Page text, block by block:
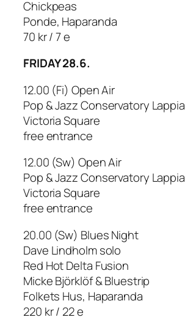
Chickpeas
Ponde, Haparanda
70 kr / 7 e
FRIDAY 28.6.
12.00 (Fi) Open Air
Pop & Jazz Conservatory Lappia
Victoria Square
free entrance
12.00 (Sw) Open Air
Pop & Jazz Conservatory Lappia
Victoria Square
free entrance
20.00 (Sw) Blues Night
Dave Lindholm solo
Red Hot Delta Fusion
Micke Björklöf & Bluestrip
Folkets Hus, Haparanda
220 kr / 22 e